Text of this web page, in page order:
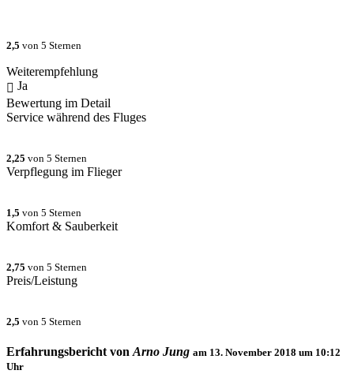
2,5 von 5 Sternen
Weiterempfehlung
Ja
Bewertung im Detail
Service während des Fluges
2,25 von 5 Sternen
Verpflegung im Flieger
1,5 von 5 Sternen
Komfort & Sauberkeit
2,75 von 5 Sternen
Preis/Leistung
2,5 von 5 Sternen
Erfahrungsbericht von Arno Jung am 13. November 2018 um 10:12
Uhr